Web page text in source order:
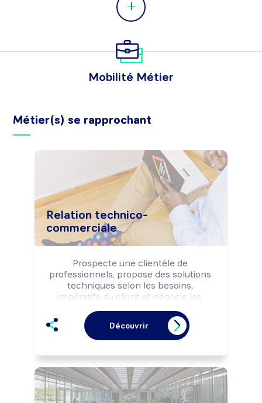
Mobilité Métier
Métier(s) se rapprochant
Relation technico-
commerciale
Prospecte une clientèle de
professionnels, propose des solutions
techniques selon les besoins,
impératifs du client et négocie les
Peut coordonner une équipe
commerciale et animer un réseau de
commerciaux.
Découvrir